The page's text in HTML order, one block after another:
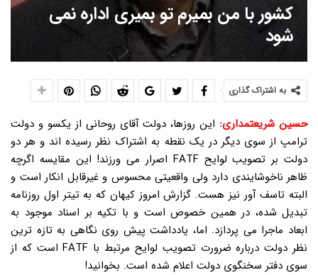
کشور با من بمیرم تو بمیری اداره نمی
شود
به اشتراک گذاری
حسین شریعتمداری: این روزها، دولت آقای روحانی از یکسو و دولت
ترامپ از سوی دیگر در یک نقطه به اشتراک نظر رسیده اند و هر دو
دولت بر تصویب لوایح FATF اصرار می ورزند! این مقایسه اگرچه
ظاهر ناخوشایندی دارد ولی واقعیتی محسوس و غیرقابل انکار است و
البته تاسف آور نیز هست. گزارش امروز کیهان که به تیتر اول روزنامه
تبدیل شده، در همین خصوص است و با تکیه بر اسناد موجود به
ابعاد ماجرا می پردازد. اما، یادداشت پیش روی نگاهی به تازه ترین
نظر دولت درباره ضرورت تصویب لوایح مرتبط با FATF است که از
سوی دفتر سخنگوی دولت اعلام شده است. بخوانید!